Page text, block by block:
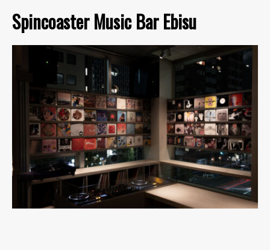
Spincoaster Music Bar Ebisu